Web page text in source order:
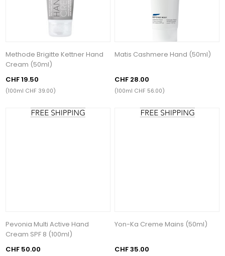
Methode Brigitte Kettner Hand
Cream (50ml)
CHF 19.50
(100ml CHF 39.00)
Matis Cashmere Hand (50ml)
CHF 28.00
(100ml CHF 56.00)
Pevonia Multi Active Hand
Cream SPF 8 (100ml)
CHF 50.00
Yon-Ka Creme Mains (50ml)
CHF 35.00